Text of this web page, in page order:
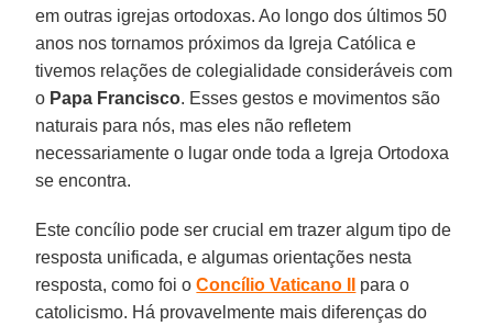
em outras igrejas ortodoxas. Ao longo dos últimos 50
anos nos tornamos próximos da Igreja Católica e
tivemos relações de colegialidade consideráveis com
o Papa Francisco. Esses gestos e movimentos são
naturais para nós, mas eles não refletem
necessariamente o lugar onde toda a Igreja Ortodoxa
se encontra.
Este concílio pode ser crucial em trazer algum tipo de
resposta unificada, e algumas orientações nesta
resposta, como foi oConcílio Vaticano II
para o
catolicismo. Há provavelmente mais diferenças do